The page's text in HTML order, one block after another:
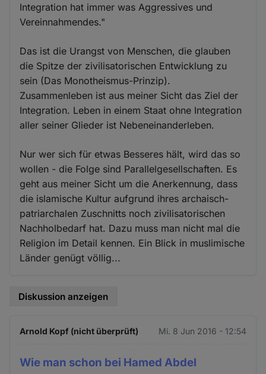
Integration hat immer was Aggressives und
Vereinnahmendes."
Das ist die Urangst von Menschen, die glauben
die Spitze der zivilisatorischen Entwicklung zu
sein (Das Monotheismus-Prinzip).
Zusammenleben ist aus meiner Sicht das Ziel der
Integration. Leben in einem Staat ohne Integration
aller seiner Glieder ist Nebeneinanderleben.
Nur wer sich für etwas Besseres hält, wird das so
wollen - die Folge sind Parallelgesellschaften. Es
geht aus meiner Sicht um die Anerkennung, dass
die islamische Kultur aufgrund ihres archaisch-
patriarchalen Zuschnitts noch zivilisatorischen
Nachholbedarf hat. Dazu muss man nicht mal die
Religion im Detail kennen. Ein Blick in muslimische
Länder genügt völlig...
Diskussion anzeigen
Arnold Kopf (nicht überprüft) Mi. 8 Jun 2016 - 12:54
Wie man schon bei Hamed Abdel